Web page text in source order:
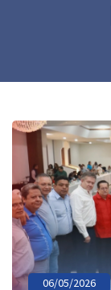
06/05/2026